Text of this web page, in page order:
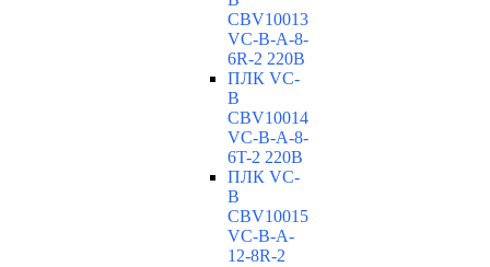
CBV10013
VC-В-A-8-
6R-2 220В
ПЛК VC-
B
CBV10014
VC-В-A-8-
6T-2 220В
ПЛК VC-
B
CBV10015
VC-В-A-
12-8R-2